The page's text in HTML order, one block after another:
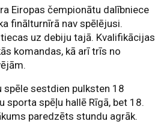
Eiropas čempionātu dalībniece
finālturnīrā nav spēlējusi.
uz debiju tajā. Kvalifikācijas
komandas, kā arī trīs no
spēle sestdien pulksten 18
spēļu hallē Rīgā, bet 18.
paredzēts stundu agrāk.